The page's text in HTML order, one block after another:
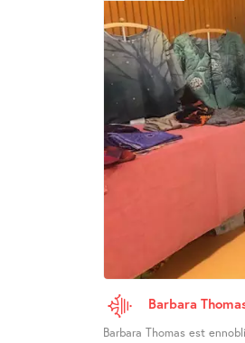
Barbara
Barbara Thomas est